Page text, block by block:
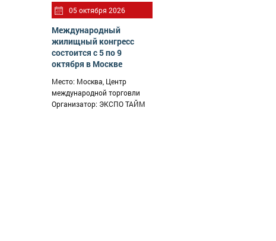
05 октября 2026
Международный
жилищный конгресс
состоится с 5 по 9
октября в Москве
Место: Москва, Центр
международной торговли
Организатор: ЭКСПО ТАЙМ